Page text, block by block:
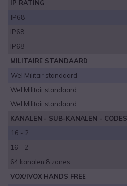
IP RATING
IP68
IP68
IP68
MILITAIRE STANDAARD
Wel Militair standaard
Wel Militair standaard
Wel Militair standaard
KANALEN - SUB-KANALEN - CODES
16 - 2
16 - 2
64 kanalen 8 zones
VOX/IVOX HANDS FREE